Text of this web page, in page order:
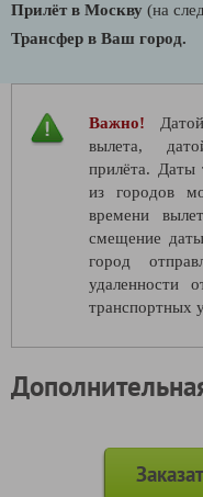
Прилёт в Москву (на
Трансфер в Ваш город.
Важно!
вылета,
прилёта. Даты
из городов
времени
смещение
город
удаленности
транспортных